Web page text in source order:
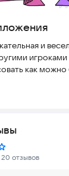
и
как
нарисовать
вы искусны:
художникам,
наброски. Вы
быструю игру.
20 отзывов